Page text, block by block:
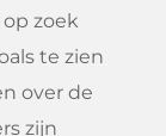
zoek
te zien
over de
zijn